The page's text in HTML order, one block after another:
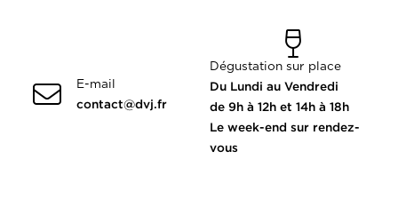
E-mail
contact@dvj.fr
Dégustation sur place
Du Lundi au Vendredi
de 9h à 12h et 14h à 18h
Le week-end sur rendez-
vous